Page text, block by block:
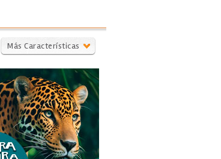
Más Características